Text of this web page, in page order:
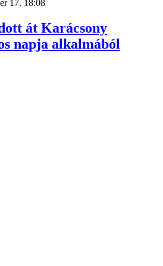
17. 18:08
át Karácsony
napja alkalmából